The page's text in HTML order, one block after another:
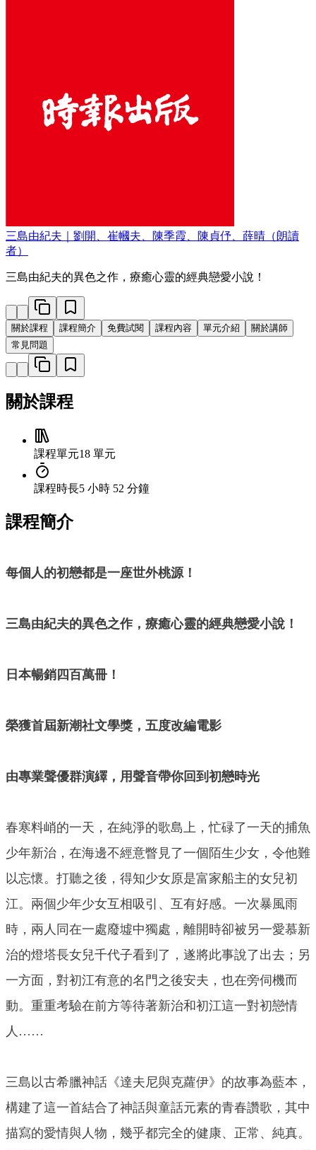
三島由紀夫｜劉開、崔幗夫、陳季霞、陳貞伃、薛晴（朗讀
者）
三島由紀夫的異色之作，療癒心靈的經典戀愛小說！
關於課程 課程簡介 免費試閱 課程內容 單元介紹
關於講師
常見問題
關於課程
課程單元18 單元
課程時長5 小時 52 分鐘
課程簡介
每個人的初戀都是一座世外桃源！
三島由紀夫的異色之作，療癒心靈的經典戀愛小說！
日本暢銷四百萬冊！
榮獲首屆新潮社文學獎，五度改編電影
由專業聲優群演繹，用聲音帶你回到初戀時光
春寒料峭的一天，在純淨的歌島上，忙碌了一天的捕魚
少年新治，在海邊不經意瞥見了一個陌生少女，令他難
以忘懷。打聽之後，得知少女原是富家船主的女兒初
江。兩個少年少女互相吸引、互有好感。一次暴風雨
時，兩人同在一處廢墟中獨處，離開時卻被另一愛慕新
治的燈塔長女兒千代子看到了，遂將此事說了出去；另
一方面，對初江有意的名門之後安夫，也在旁伺機而
動。重重考驗在前方等待著新治和初江這一對初戀情
人……
三島以古希臘神話《達夫尼與克蘿伊》的故事為藍本，
構建了這一首結合了神話與童話元素的青春讚歌，其中
描寫的愛情與人物，幾乎都完全的健康、正常、純真。